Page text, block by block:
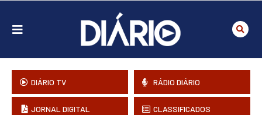
DIÁRIO TV RÁDIO DIÁRIO
JORNAL DIGITAL CLASSIFICADOS